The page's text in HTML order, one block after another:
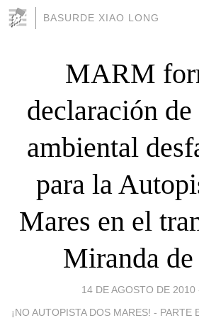
BASURDE XIAO LONG
MARM
declaración
ambiental
para la
Mares en el
Miranda
14 DE AGOSTO DE 2010
¡NO AUTOPISTA DOS MARES! - PARTE